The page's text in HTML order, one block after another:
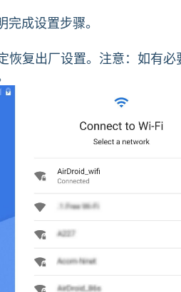
成设置步骤。
复出厂设置。注意：如有必